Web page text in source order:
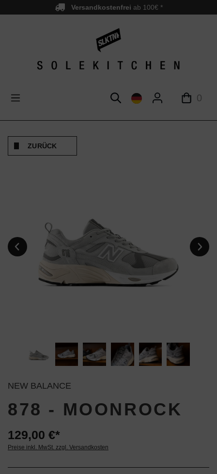
springen Versandkostenfrei ab 100€ *
0
ZURÜCK
NEW BALANCE
878 - MOONROCK
129,00 €*
Preise inkl. MwSt. zzgl. Versandkosten